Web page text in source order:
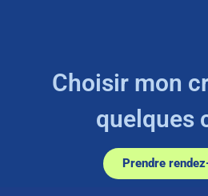
Choisir mon
quelques
Prendre